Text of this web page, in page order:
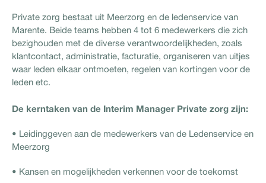
Private zorg bestaat uit Meerzorg en de ledenservice van
Marente. Beide teams hebben 4 tot 6 medewerkers die zich
bezighouden met de diverse verantwoordelijkheden, zoals
klantcontact, administratie, facturatie, organiseren van uitjes
waar leden elkaar ontmoeten, regelen van kortingen voor de
leden etc.
De kerntaken van de Interim Manager Private zorg zijn:
• Leidinggeven aan de medewerkers van de Ledenservice en
Meerzorg
• Kansen en mogelijkheden verkennen voor de toekomst